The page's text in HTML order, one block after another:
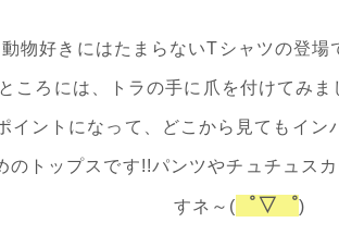
物好きにはたまらないTシャツの登場
ころには、トラの手に爪を付けてみ
イントになって、どこから見てもイ
のトップスです!!パンツやチュチュス
すネ～( ゜▽゜)